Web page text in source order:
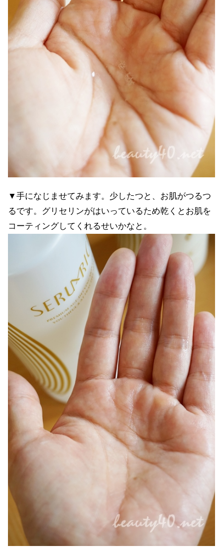
▼手になじませてみます。少したつと、お肌がつるつ
るです。グリセリンがはいっているため乾くとお肌を
コーティングしてくれるせいかなと。